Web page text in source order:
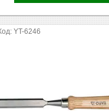
YT-6246